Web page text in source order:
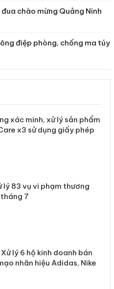
chào mừng Quảng Ninh
điệp phòng, chống ma túy
xác minh, xử lý sản phẩm
x3 sử dụng giấy phép
lý 83 vụ vi phạm thương
7
Xử lý 6 hộ kinh doanh bán
nhãn hiệu Adidas, Nike